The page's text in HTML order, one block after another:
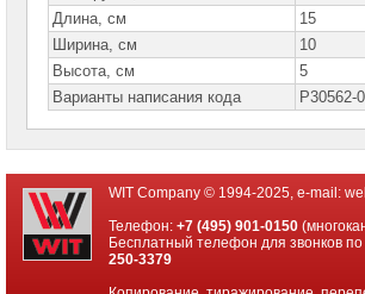
Name
Принтеры
плоттеры
МФУ
Серверы
Серверы
Huawei
Серверы
Длина, см
15
Ширина, см
10
Высота, см
5
Варианты написания кода
P30562-
WIT Company © 1994-2025, e-mail:
Телефон:+7 (495) 901-0150
Бесплатный телефон для звонков
250-3379